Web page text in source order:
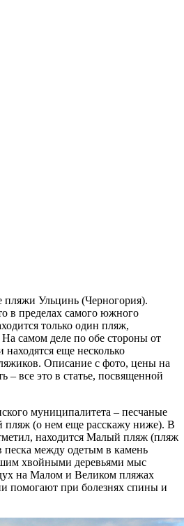
пляжи Ульцинь (Черногория).
в пределах самого южного
только один пляж,
самом деле по обе стороны от
еще несколько
Описание с фото, цены на
– все это в статье, посвященной
муниципалитета – песчаные
(о нем еще расскажу ниже). В
находится Малый пляж (пляж
между одетым в камень
хвойными деревьями мыс
на Малом и Великом пляжах
помогают при болезнях спины и